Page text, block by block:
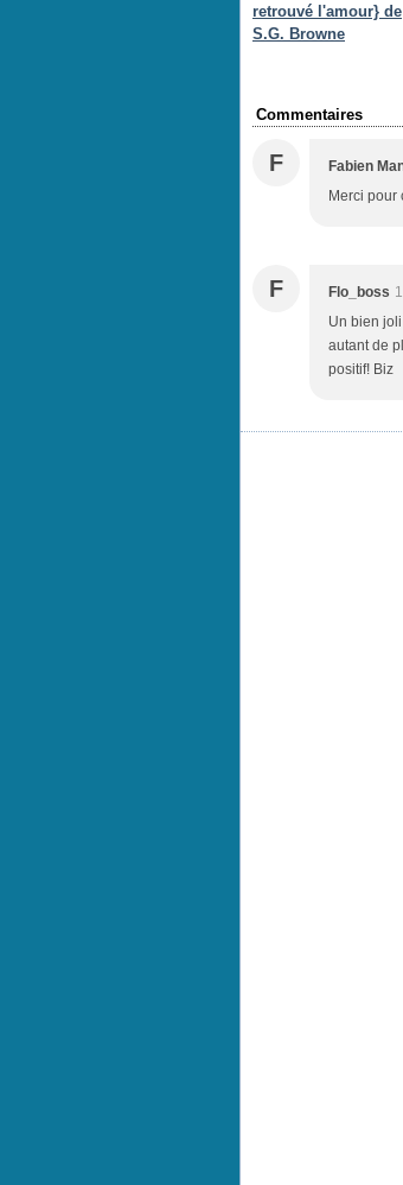
retrouvé l'amour} de
S.G. Browne
Commentaires
F Fabien
Merci pour
F Flo_boss
Un bien
autant de
positif! Biz